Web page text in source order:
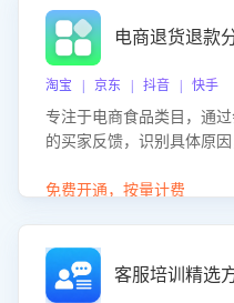
电商退货退款
淘宝 | 京东 | 抖音 | 快手
专注于电商食品类目，通
的买家反馈，识别具体原
商家降低退款率，提升售后
免费开通，按量计费
客服培训精选